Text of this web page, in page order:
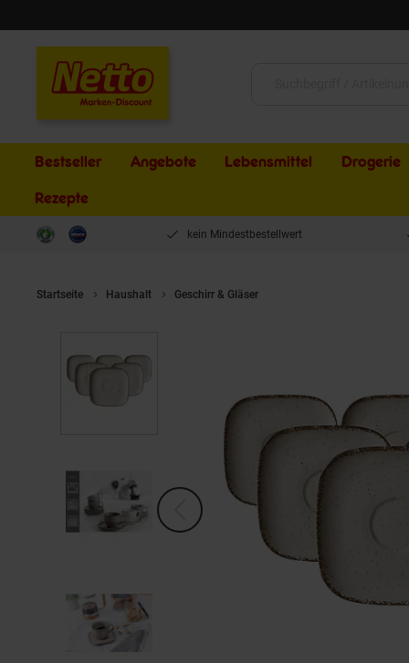
Bestseller Angebote Lebensmittel Drogerie
Rezepte
kein Mindestbestellwert
Startseite Haushalt Geschirr & Gläser